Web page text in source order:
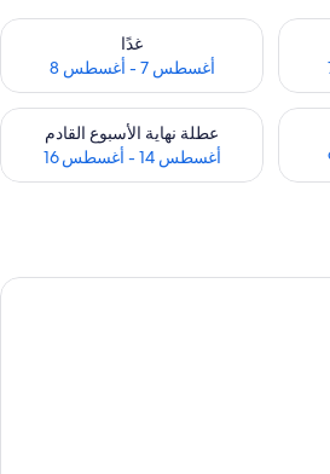
6 - أغسطس 7
غدًا
أغسطس 7 - أغسطس 8
تحقق من مدى التوفر لغد للفترة أغسطس
الأسبوع للفترة أغسطس 7 - أغسطس 9
عطلة نهاية الأسبوع القادم
أغسطس 14 - أغسطس 16
تحقق من مدى التوفر لعطلة نهاية